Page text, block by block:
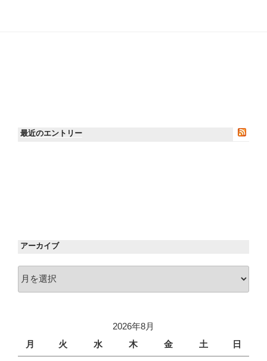
最近のエントリー
アーカイブ
ー
2026年8月
月
火 水 木 金 土 日